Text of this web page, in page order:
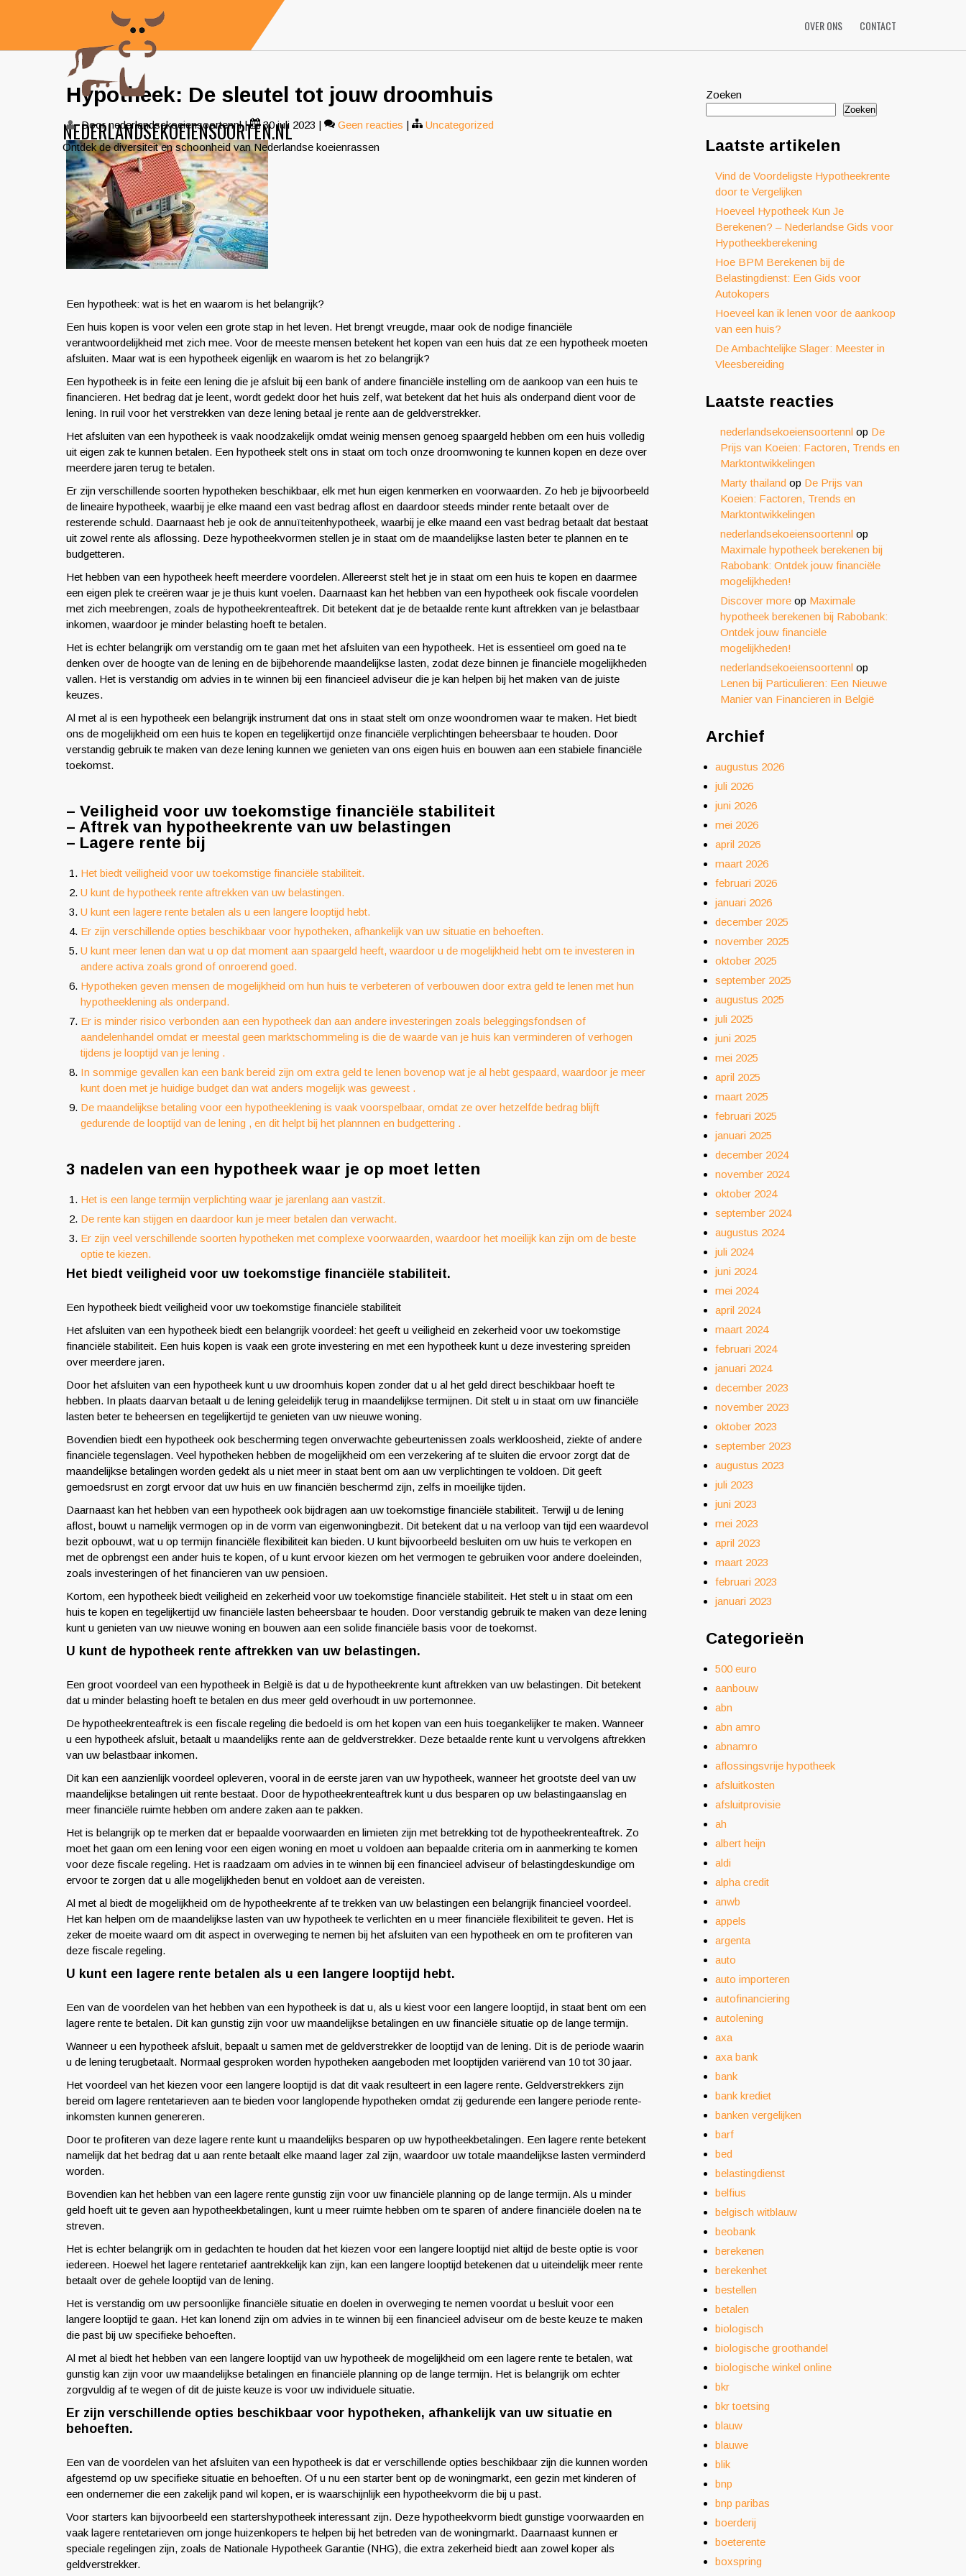
NEDERLANDSEKOEIENSOORTEN.NL
Ontdek de diversiteit en schoonheid van Nederlandse koeienrassen
OVER ONS CONTACT
Hypotheek: De sleutel tot jouw droomhuis
Door nederlandsekoeiensoortennl| 30 juli 2023 | Geen reacties | Uncategorized
Een hypotheek: wat is het en waarom is het belangrijk?
Een huis kopen is voor velen een grote stap in het leven. Het brengt vreugde, maar ook de nodige financiële
verantwoordelijkheid met zich mee. Voor de meeste mensen betekent het kopen van een huis dat ze een hypotheek moeten
afsluiten. Maar wat is een hypotheek eigenlijk en waarom is het zo belangrijk?
Een hypotheek is in feite een lening die je afsluit bij een bank of andere financiële instelling om de aankoop van een huis te
financieren. Het bedrag dat je leent, wordt gedekt door het huis zelf, wat betekent dat het huis als onderpand dient voor de
lening. In ruil voor het verstrekken van deze lening betaal je rente aan de geldverstrekker.
Het afsluiten van een hypotheek is vaak noodzakelijk omdat weinig mensen genoeg spaargeld hebben om een huis volledig
uit eigen zak te kunnen betalen. Een hypotheek stelt ons in staat om toch onze droomwoning te kunnen kopen en deze over
meerdere jaren terug te betalen.
Er zijn verschillende soorten hypotheken beschikbaar, elk met hun eigen kenmerken en voorwaarden. Zo heb je bijvoorbeeld
de lineaire hypotheek, waarbij je elke maand een vast bedrag aflost en daardoor steeds minder rente betaalt over de
resterende schuld. Daarnaast heb je ook de annuïteitenhypotheek, waarbij je elke maand een vast bedrag betaalt dat bestaat
uit zowel rente als aflossing. Deze hypotheekvormen stellen je in staat om de maandelijkse lasten beter te plannen en te
budgetteren.
Het hebben van een hypotheek heeft meerdere voordelen. Allereerst stelt het je in staat om een huis te kopen en daarmee
een eigen plek te creëren waar je je thuis kunt voelen. Daarnaast kan het hebben van een hypotheek ook fiscale voordelen
met zich meebrengen, zoals de hypotheekrenteaftrek. Dit betekent dat je de betaalde rente kunt aftrekken van je belastbaar
inkomen, waardoor je minder belasting hoeft te betalen.
Het is echter belangrijk om verstandig om te gaan met het afsluiten van een hypotheek. Het is essentieel om goed na te
denken over de hoogte van de lening en de bijbehorende maandelijkse lasten, zodat deze binnen je financiële mogelijkheden
vallen. Het is verstandig om advies in te winnen bij een financieel adviseur die je kan helpen bij het maken van de juiste
keuzes.
Al met al is een hypotheek een belangrijk instrument dat ons in staat stelt om onze woondromen waar te maken. Het biedt
ons de mogelijkheid om een huis te kopen en tegelijkertijd onze financiële verplichtingen beheersbaar te houden. Door
verstandig gebruik te maken van deze lening kunnen we genieten van ons eigen huis en bouwen aan een stabiele financiële
toekomst.
– Veiligheid voor uw toekomstige financiële stabiliteit
– Aftrek van hypotheekrente van uw belastingen
– Lagere rente bij
Het biedt veiligheid voor uw toekomstige financiële stabiliteit.
U kunt de hypotheek rente aftrekken van uw belastingen.
U kunt een lagere rente betalen als u een langere looptijd hebt.
Er zijn verschillende opties beschikbaar voor hypotheken, afhankelijk van uw situatie en behoeften.
U kunt meer lenen dan wat u op dat moment aan spaargeld heeft, waardoor u de mogelijkheid hebt om te investeren in
andere activa zoals grond of onroerend goed.
Hypotheken geven mensen de mogelijkheid om hun huis te verbeteren of verbouwen door extra geld te lenen met hun
hypotheeklening als onderpand.
Er is minder risico verbonden aan een hypotheek dan aan andere investeringen zoals beleggingsfondsen of
aandelenhandel omdat er meestal geen marktschommeling is die de waarde van je huis kan verminderen of verhogen
tijdens je looptijd van je lening .
In sommige gevallen kan een bank bereid zijn om extra geld te lenen bovenop wat je al hebt gespaard, waardoor je meer
kunt doen met je huidige budget dan wat anders mogelijk was geweest .
De maandelijkse betaling voor een hypotheeklening is vaak voorspelbaar, omdat ze over hetzelfde bedrag blijft
gedurende de looptijd van de lening , en dit helpt bij het plannnen en budgettering .
3 nadelen van een hypotheek waar je op moet letten
Het is een lange termijn verplichting waar je jarenlang aan vastzit.
De rente kan stijgen en daardoor kun je meer betalen dan verwacht.
Er zijn veel verschillende soorten hypotheken met complexe voorwaarden, waardoor het moeilijk kan zijn om de beste
optie te kiezen.
Het biedt veiligheid voor uw toekomstige financiële stabiliteit.
Een hypotheek biedt veiligheid voor uw toekomstige financiële stabiliteit
Het afsluiten van een hypotheek biedt een belangrijk voordeel: het geeft u veiligheid en zekerheid voor uw toekomstige
financiële stabiliteit. Een huis kopen is vaak een grote investering en met een hypotheek kunt u deze investering spreiden
over meerdere jaren.
Door het afsluiten van een hypotheek kunt u uw droomhuis kopen zonder dat u al het geld direct beschikbaar hoeft te
hebben. In plaats daarvan betaalt u de lening geleidelijk terug in maandelijkse termijnen. Dit stelt u in staat om uw financiële
lasten beter te beheersen en tegelijkertijd te genieten van uw nieuwe woning.
Bovendien biedt een hypotheek ook bescherming tegen onverwachte gebeurtenissen zoals werkloosheid, ziekte of andere
financiële tegenslagen. Veel hypotheken hebben de mogelijkheid om een verzekering af te sluiten die ervoor zorgt dat de
maandelijkse betalingen worden gedekt als u niet meer in staat bent om aan uw verplichtingen te voldoen. Dit geeft
gemoedsrust en zorgt ervoor dat uw huis en uw financiën beschermd zijn, zelfs in moeilijke tijden.
Daarnaast kan het hebben van een hypotheek ook bijdragen aan uw toekomstige financiële stabiliteit. Terwijl u de lening
aflost, bouwt u namelijk vermogen op in de vorm van eigenwoningbezit. Dit betekent dat u na verloop van tijd een waardevol
bezit opbouwt, wat u op termijn financiële flexibiliteit kan bieden. U kunt bijvoorbeeld besluiten om uw huis te verkopen en
met de opbrengst een ander huis te kopen, of u kunt ervoor kiezen om het vermogen te gebruiken voor andere doeleinden,
zoals investeringen of het financieren van uw pensioen.
Kortom, een hypotheek biedt veiligheid en zekerheid voor uw toekomstige financiële stabiliteit. Het stelt u in staat om een
huis te kopen en tegelijkertijd uw financiële lasten beheersbaar te houden. Door verstandig gebruik te maken van deze lening
kunt u genieten van uw nieuwe woning en bouwen aan een solide financiële basis voor de toekomst.
U kunt de hypotheek rente aftrekken van uw belastingen.
Een groot voordeel van een hypotheek in België is dat u de hypotheekrente kunt aftrekken van uw belastingen. Dit betekent
dat u minder belasting hoeft te betalen en dus meer geld overhoudt in uw portemonnee.
De hypotheekrenteaftrek is een fiscale regeling die bedoeld is om het kopen van een huis toegankelijker te maken. Wanneer
u een hypotheek afsluit, betaalt u maandelijks rente aan de geldverstrekker. Deze betaalde rente kunt u vervolgens aftrekken
van uw belastbaar inkomen.
Dit kan een aanzienlijk voordeel opleveren, vooral in de eerste jaren van uw hypotheek, wanneer het grootste deel van uw
maandelijkse betalingen uit rente bestaat. Door de hypotheekrenteaftrek kunt u dus besparen op uw belastingaanslag en
meer financiële ruimte hebben om andere zaken aan te pakken.
Het is belangrijk op te merken dat er bepaalde voorwaarden en limieten zijn met betrekking tot de hypotheekrenteaftrek. Zo
moet het gaan om een lening voor een eigen woning en moet u voldoen aan bepaalde criteria om in aanmerking te komen
voor deze fiscale regeling. Het is raadzaam om advies in te winnen bij een financieel adviseur of belastingdeskundige om
ervoor te zorgen dat u alle mogelijkheden benut en voldoet aan de vereisten.
Al met al biedt de mogelijkheid om de hypotheekrente af te trekken van uw belastingen een belangrijk financieel voordeel.
Het kan helpen om de maandelijkse lasten van uw hypotheek te verlichten en u meer financiële flexibiliteit te geven. Het is
zeker de moeite waard om dit aspect in overweging te nemen bij het afsluiten van een hypotheek en om te profiteren van
deze fiscale regeling.
U kunt een lagere rente betalen als u een langere looptijd hebt.
Een van de voordelen van het hebben van een hypotheek is dat u, als u kiest voor een langere looptijd, in staat bent om een
lagere rente te betalen. Dit kan gunstig zijn voor uw maandelijkse betalingen en uw financiële situatie op de lange termijn.
Wanneer u een hypotheek afsluit, bepaalt u samen met de geldverstrekker de looptijd van de lening. Dit is de periode waarin
u de lening terugbetaalt. Normaal gesproken worden hypotheken aangeboden met looptijden variërend van 10 tot 30 jaar.
Het voordeel van het kiezen voor een langere looptijd is dat dit vaak resulteert in een lagere rente. Geldverstrekkers zijn
bereid om lagere rentetarieven aan te bieden voor langlopende hypotheken omdat zij gedurende een langere periode rente-
inkomsten kunnen genereren.
Door te profiteren van deze lagere rente kunt u maandelijks besparen op uw hypotheekbetalingen. Een lagere rente betekent
namelijk dat het bedrag dat u aan rente betaalt elke maand lager zal zijn, waardoor uw totale maandelijkse lasten verminderd
worden.
Bovendien kan het hebben van een lagere rente gunstig zijn voor uw financiële planning op de lange termijn. Als u minder
geld hoeft uit te geven aan hypotheekbetalingen, kunt u meer ruimte hebben om te sparen of andere financiële doelen na te
streven.
Het is echter belangrijk om in gedachten te houden dat het kiezen voor een langere looptijd niet altijd de beste optie is voor
iedereen. Hoewel het lagere rentetarief aantrekkelijk kan zijn, kan een langere looptijd betekenen dat u uiteindelijk meer rente
betaalt over de gehele looptijd van de lening.
Het is verstandig om uw persoonlijke financiële situatie en doelen in overweging te nemen voordat u besluit voor een
langere looptijd te gaan. Het kan lonend zijn om advies in te winnen bij een financieel adviseur om de beste keuze te maken
die past bij uw specifieke behoeften.
Al met al biedt het hebben van een langere looptijd van uw hypotheek de mogelijkheid om een lagere rente te betalen, wat
gunstig kan zijn voor uw maandelijkse betalingen en financiële planning op de lange termijn. Het is belangrijk om echter
zorgvuldig af te wegen of dit de juiste keuze is voor uw individuele situatie.
Er zijn verschillende opties beschikbaar voor hypotheken, afhankelijk van uw situatie en
behoeften.
Een van de voordelen van het afsluiten van een hypotheek is dat er verschillende opties beschikbaar zijn die kunnen worden
afgestemd op uw specifieke situatie en behoeften. Of u nu een starter bent op de woningmarkt, een gezin met kinderen of
een ondernemer die een zakelijk pand wil kopen, er is waarschijnlijk een hypotheekvorm die bij u past.
Voor starters kan bijvoorbeeld een startershypotheek interessant zijn. Deze hypotheekvorm biedt gunstige voorwaarden en
vaak lagere rentetarieven om jonge huizenkopers te helpen bij het betreden van de woningmarkt. Daarnaast kunnen er
speciale regelingen zijn, zoals de Nationale Hypotheek Garantie (NHG), die extra zekerheid biedt aan zowel koper als
geldverstrekker.
Zoeken
Zoeken
Laatste artikelen
Vind de Voordeligste Hypotheekrente
door te Vergelijken
Hoeveel Hypotheek Kun Je
Berekenen? – Nederlandse Gids voor
Hypotheekberekening
Hoe BPM Berekenen bij de
Belastingdienst: Een Gids voor
Autokopers
Hoeveel kan ik lenen voor de aankoop
van een huis?
De Ambachtelijke Slager: Meester in
Vleesbereiding
Laatste reacties
nederlandsekoeiensoortennl op De
Prijs van Koeien: Factoren, Trends en
Marktontwikkelingen
Marty thailand op De Prijs van
Koeien: Factoren, Trends en
Marktontwikkelingen
nederlandsekoeiensoortennl op
Maximale hypotheek berekenen bij
Rabobank: Ontdek jouw financiële
mogelijkheden!
Discover more op Maximale
hypotheek berekenen bij Rabobank:
Ontdek jouw financiële
mogelijkheden!
nederlandsekoeiensoortennl op
Lenen bij Particulieren: Een Nieuwe
Manier van Financieren in België
Archief
augustus 2026
juli 2026
juni 2026
mei 2026
april 2026
maart 2026
februari 2026
januari 2026
december 2025
november 2025
oktober 2025
september 2025
augustus 2025
juli 2025
juni 2025
mei 2025
april 2025
maart 2025
februari 2025
januari 2025
december 2024
november 2024
oktober 2024
september 2024
augustus 2024
juli 2024
juni 2024
mei 2024
april 2024
maart 2024
februari 2024
januari 2024
december 2023
november 2023
oktober 2023
september 2023
augustus 2023
juli 2023
juni 2023
mei 2023
april 2023
maart 2023
februari 2023
januari 2023
Categorieën
500 euro
aanbouw
abn
abn amro
abnamro
aflossingsvrije hypotheek
afsluitkosten
afsluitprovisie
ah
albert heijn
aldi
alpha credit
anwb
appels
argenta
auto
auto importeren
autofinanciering
autolening
axa
axa bank
bank
bank krediet
banken vergelijken
barf
bed
belastingdienst
belfius
belgisch witblauw
beobank
berekenen
berekenhet
bestellen
betalen
biologisch
biologische groothandel
biologische winkel online
bkr
bkr toetsing
blauw
blauwe
blik
bnp
bnp paribas
boerderij
boeterente
boxspring